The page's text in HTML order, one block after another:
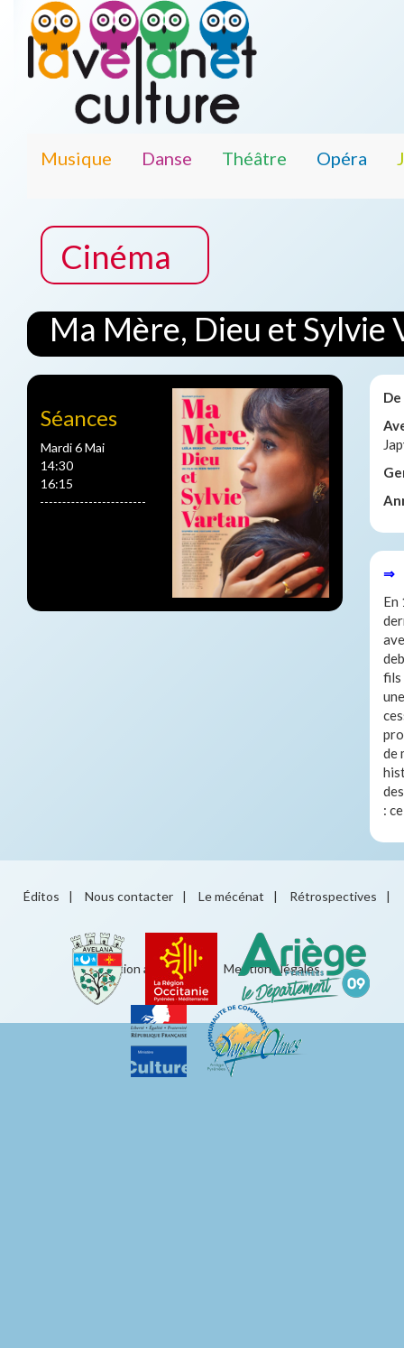
Musique Danse Théâtre Opéra
Cinéma
Ma Mère, Dieu et Sylvie
Séances
Mardi 6 Mai
14:30
16:15
De
⇒
En
fils
de
:
Éditos | Nous contacter | Le mécénat | Rétrospectives |
Éducation artistique Mentions légales